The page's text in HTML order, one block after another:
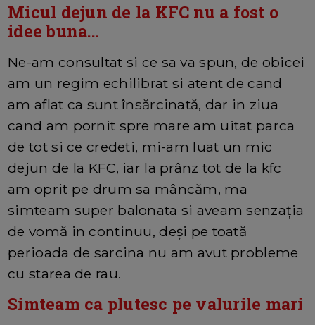
Micul dejun de la KFC nu a fost o
idee buna...
Ne-am consultat si ce sa va spun, de obicei
am un regim echilibrat si atent de cand
am aflat ca sunt însărcinată, dar in ziua
cand am pornit spre mare am uitat parca
de tot si ce credeti, mi-am luat un mic
dejun de la KFC, iar la prânz tot de la kfc
am oprit pe drum sa mâncăm, ma
simteam super balonata si aveam senzația
de vomă in continuu, deși pe toată
perioada de sarcina nu am avut probleme
cu starea de rau.
Simteam ca plutesc pe valurile mari